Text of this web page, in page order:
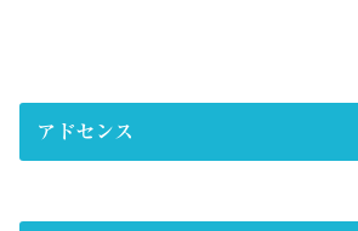
アドセンス